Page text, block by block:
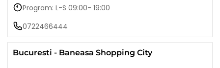
Program: L-S 09:00- 19:00
0722466444
Bucuresti - Baneasa Shopping City